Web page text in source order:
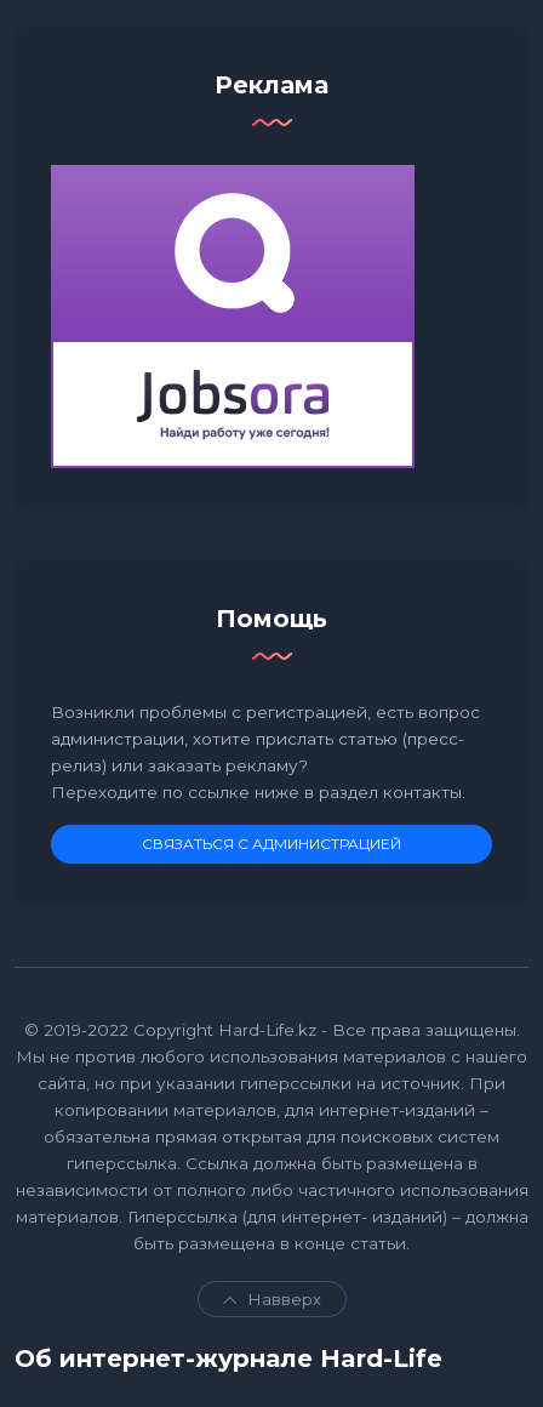
Реклама
Помощь
Возникли проблемы с регистрацией, есть вопрос
администрации, хотите прислать статью (пресс-
релиз) или заказать рекламу?
Переходите по ссылке ниже в раздел контакты.
СВЯЗАТЬСЯ С АДМИНИСТРАЦИЕЙ
© 2019-2022 Copyright Hard-Life.kz - Все права защищены.
Мы не против любого использования материалов с нашего
сайта, но при указании гиперссылки на источник. При
копировании материалов, для интернет-изданий –
обязательна прямая открытая для поисковых систем
гиперссылка. Ссылка должна быть размещена в
независимости от полного либо частичного использования
материалов. Гиперссылка (для интернет- изданий) – должна
быть размещена в конце статьи.
Навверх
Об интернет-журнале Hard-Life